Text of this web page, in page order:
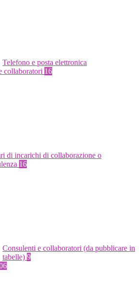
Telefono e posta elettronica
collaboratori 16
di incarichi di collaborazione o
16
Consulenti e collaboratori (da pubblicare in
tabelle) 9